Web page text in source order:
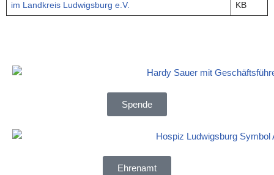
im Landkreis Ludwigsburg e.V.
KB
Spende
Ehrenamt